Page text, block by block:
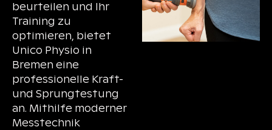
beurteilen und Ihr
Training zu
optimieren, bietet
Unico Physio in
Bremen eine
professionelle Kraft-
und Sprungtestung
an. Mithilfe moderner
Messtechnik